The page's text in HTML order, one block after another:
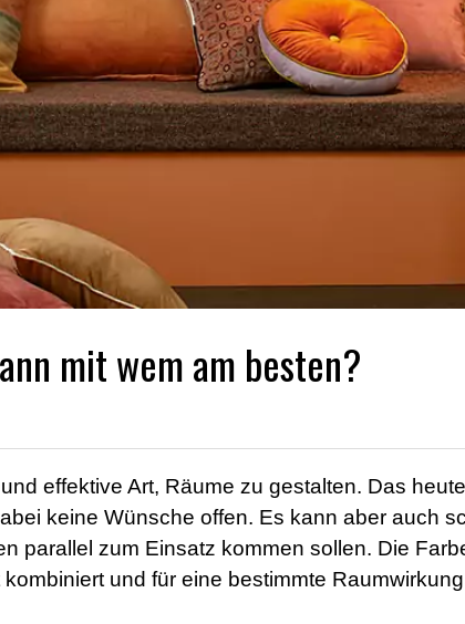
mit wem am besten?
effektive Art, Räume zu gestalten. Das
keine Wünsche offen. Es kann aber auch
parallel zum Einsatz kommen sollen. Die
und für eine bestimmte